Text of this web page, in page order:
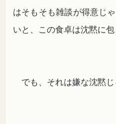
はそもそも雑談が得意じ
いと、この食卓は沈黙に包
でも、それは嫌な沈黙じ